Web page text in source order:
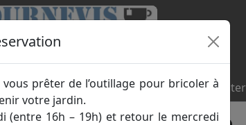
Nos outils Nous contacter
vous prêter de l’outillage pour bricoler à
votre jardin.
(entre 16h – 19h) et retour le mercredi